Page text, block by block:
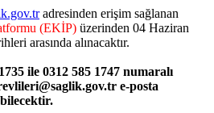
adresinden erişim sağlanan
(EKİP) üzerinden 04 Haziran
arasında alınacaktır.
ile 0312 585 1747 numaralı
e-posta